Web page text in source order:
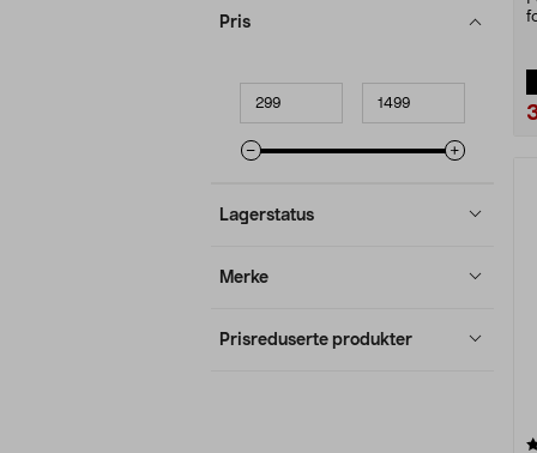
Pris
Lagerstatus
Merke
Prisreduserte produkter